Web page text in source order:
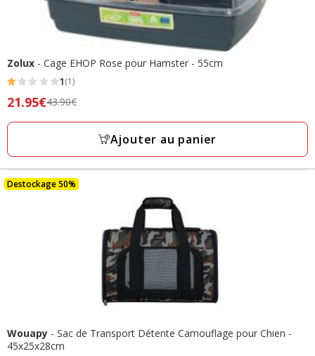
Zolux - Cage EHOP Rose pour Hamster - 55cm
1
étoiles
avec
avis
1(1)
Prix
précédent
prix
final
21.95€
21.95€43.90€
Ajouter au panier
Destockage 50%
Wouapy - Sac de Transport Détente Camouflage pour Chien -
45x25x28cm